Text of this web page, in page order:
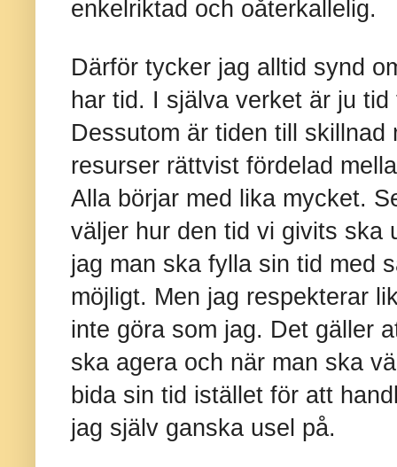
enkelriktad och oåterkallelig.
Därför tycker jag alltid synd
har tid. I själva verket är ju
Dessutom är tiden till skillnad
resurser rättvist fördelad
Alla börjar med lika mycket.
väljer hur den tid vi givits ska
jag man ska fylla sin tid med
möjligt. Men jag respekterar
inte göra som jag. Det gäller
ska agera och när man ska
bida sin tid istället för att
jag själv ganska usel på.